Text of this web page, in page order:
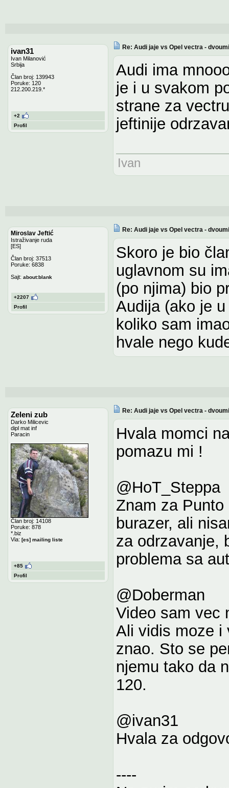
ivan31
Ivan Milanović
Srbija
Član broj: 139943
Poruke: 120
212.200.219.*
+2
Profil
Re: Audi jaje vs Opel vectra -
Audi ima
je i u svakom
strane za
jeftinije
Ivan
Miroslav Jeftić
Istraživanje ruda
[ES]
Član broj: 37513
Poruke: 6838
Sajt: about:blank
+2207
Profil
Re: Audi jaje vs Opel vectra -
Skoro je bio
uglavnom su
(po njima) bio
Audija (ako je
koliko sam
hvale nego
Zeleni zub
Darko Milicevic
dipl mat inf
Paracin
Član broj: 14108
Poruke: 878
*.biz
Via: [es] mailing liste
+85
Profil
Re: Audi jaje vs Opel vectra -
Hvala momci
pomazu mi !
@HoT_Steppa
Znam za
burazer, ali
za odrzavanje,
problema sa
@Doberman
Video sam vec
Ali vidis moze i
znao. Sto se
njemu tako da
120.
@ivan31
Hvala za
----